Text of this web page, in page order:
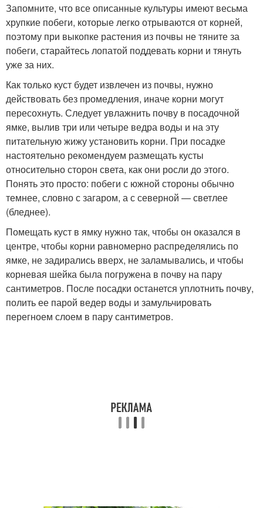
Запомните, что все описанные культуры имеют весьма
хрупкие побеги, которые легко отрываются от корней,
поэтому при выкопке растения из почвы не тяните за
побеги, старайтесь лопатой поддевать корни и тянуть
уже за них.
Как только куст будет извлечен из почвы, нужно
действовать без промедления, иначе корни могут
пересохнуть. Следует увлажнить почву в посадочной
ямке, вылив три или четыре ведра воды и на эту
питательную жижу установить корни. При посадке
настоятельно рекомендуем размещать кусты
относительно сторон света, как они росли до этого.
Понять это просто: побеги с южной стороны обычно
темнее, словно с загаром, а с северной — светлее
(бледнее).
Помещать куст в ямку нужно так, чтобы он оказался в
центре, чтобы корни равномерно распределялись по
ямке, не задирались вверх, не заламывались, и чтобы
корневая шейка была погружена в почву на пару
сантиметров. После посадки останется уплотнить почву,
полить ее парой ведер воды и замульчировать
перегноем слоем в пару сантиметров.